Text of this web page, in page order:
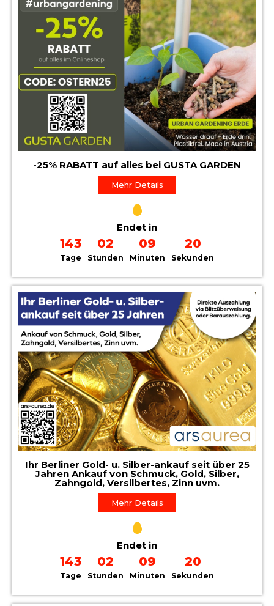
-25% RABATT auf alles bei GUSTA GARDEN
Mehr Details
Endet in
143
Tage
02
Stunden
09
Minuten
19
Sekunden
Ihr Berliner Gold- u. Silber-ankauf seit über 25
Jahren Ankauf von Schmuck, Gold, Silber,
Zahngold, Versilbertes, Zinn uvm.
Mehr Details
Endet in
143
Tage
02
Stunden
09
Minuten
19
Sekunden